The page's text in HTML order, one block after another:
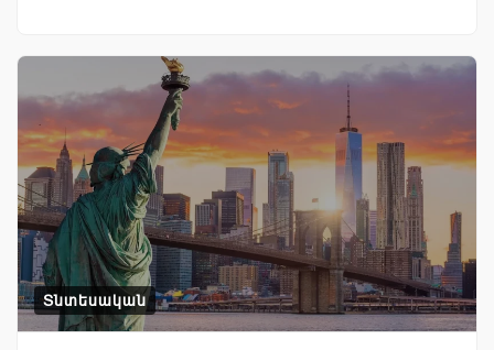
Տնտեսական